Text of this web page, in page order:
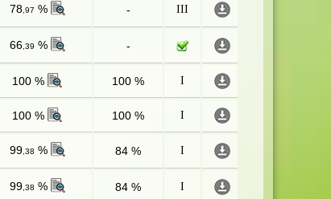
78,97 % - III
66,39 % -
100 % 100 % I
100 % 100 % I
99,38 % 84 % I
99,38 % 84 % I